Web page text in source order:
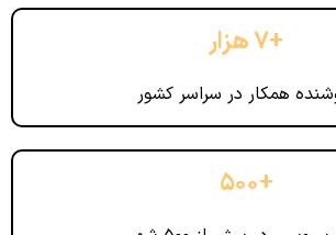
+7 هزار
همکار در سراسر کشور
+۵۰۰